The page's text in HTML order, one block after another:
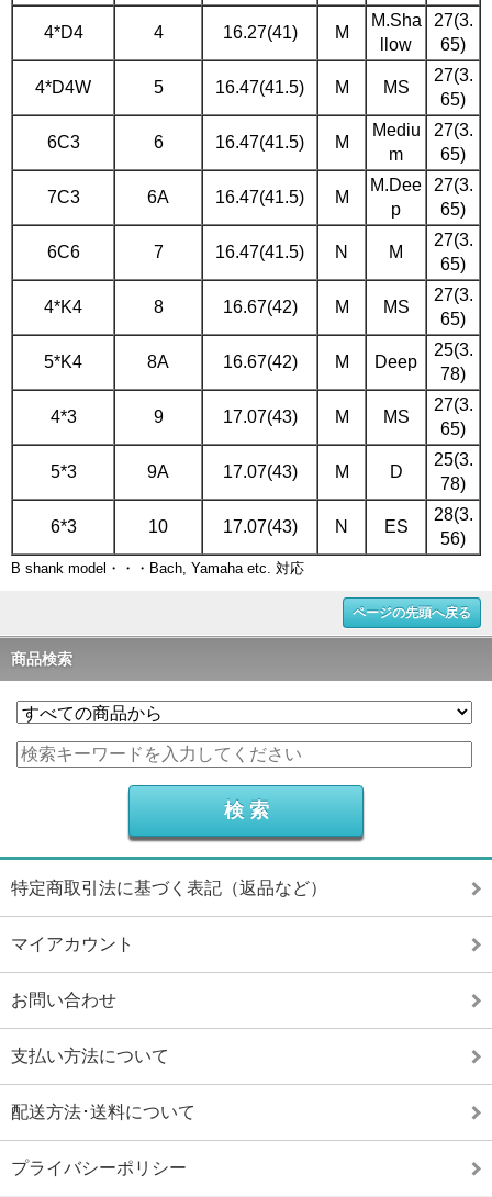
4*D4 4 16.27(41) M
M.Sha
llow
27(3.
65)
4*D4W 5 16.47(41.5) M MS
27(3.
65)
6C3 6 16.47(41.5) M
Mediu
m
27(3.
65)
7C3 6A 16.47(41.5) M
M.Dee
p
27(3.
65)
6C6 7 16.47(41.5) N M
27(3.
65)
4*K4 8 16.67(42) M MS
27(3.
65)
5*K4 8A 16.67(42) M Deep
25(3.
78)
4*3 9 17.07(43) M MS
27(3.
65)
5*3 9A 17.07(43) M D
25(3.
78)
6*3 10 17.07(43) N ES
28(3.
56)
B shank model・・・Bach, Yamaha etc. 対応
ページの先頭へ戻る
商品検索
特定商取引法に基づく表記（返品など）
マイアカウント
お問い合わせ
支払い方法について
配送方法･送料について
プライバシーポリシー